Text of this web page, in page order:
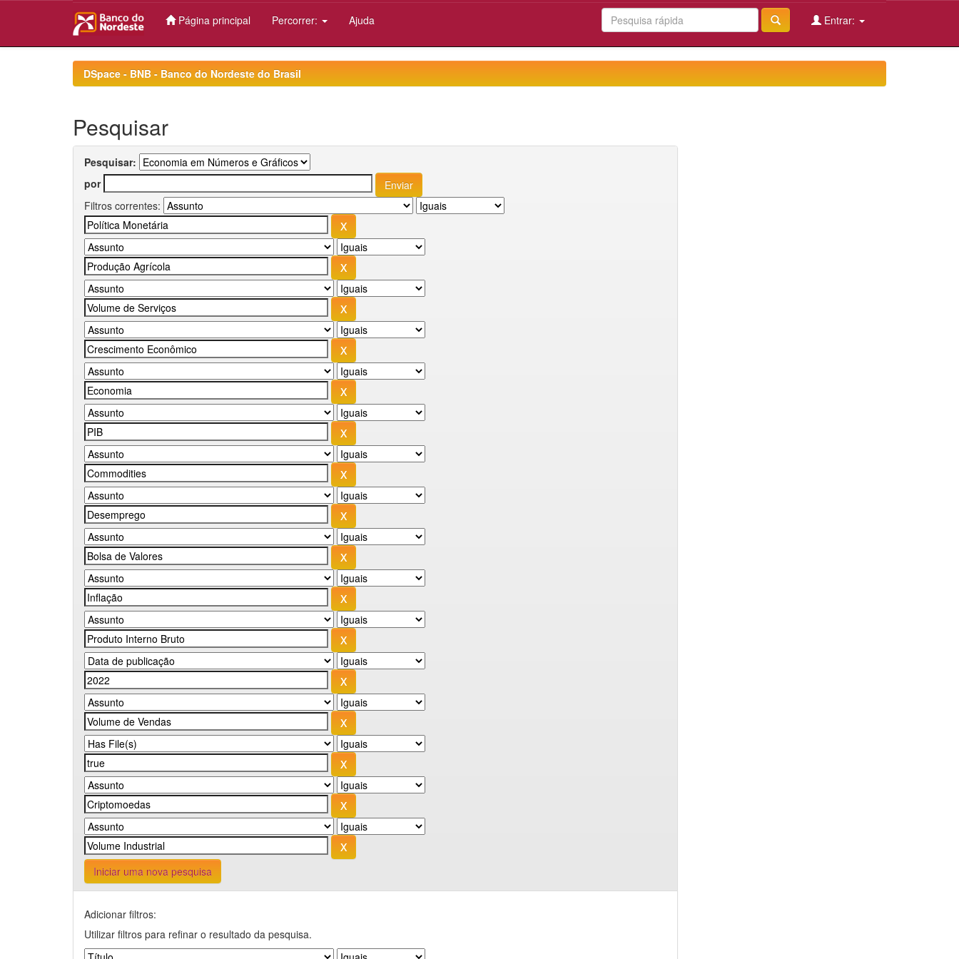
Página principal Percorrer: Ajuda Entrar:
DSpace - BNB - Banco do Nordeste do Brasil
Pesquisar
Pesquisar:
por
Filtros correntes:
Iniciar uma nova pesquisa
Adicionar filtros:
Utilizar filtros para refinar o resultado da pesquisa.